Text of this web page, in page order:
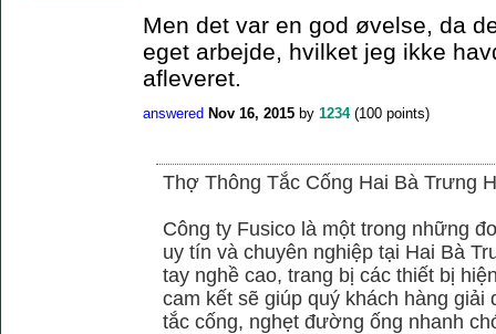
Men det var en god øvelse, da
eget arbejde, hvilket jeg ikke
afleveret.
answered Nov 16, 2015 by 1234 (100 points)
Thợ Thông Tắc Cống Hai Bà Trưng
Công ty Fusico là một trong những
uy tín và chuyên nghiệp tại Hai Bà
tay nghề cao, trang bị các thiết bị
cam kết sẽ giúp quý khách hàng
tắc cống, nghẹt đường ống nhanh